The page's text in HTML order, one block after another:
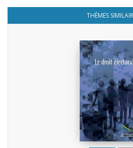
THÈMES